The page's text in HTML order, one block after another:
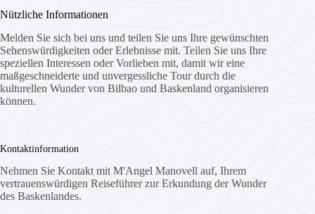
Nützliche Informationen
Melden Sie sich bei uns und teilen Sie uns Ihre gewünschten
Sehenswürdigkeiten oder Erlebnisse mit. Teilen Sie uns Ihre
speziellen Interessen oder Vorlieben mit, damit wir eine
maßgeschneiderte und unvergessliche Tour durch die
kulturellen Wunder von Bilbao und Baskenland organisieren
können.
Kontaktinformation
Nehmen Sie Kontakt mit M'Angel Manovell auf, Ihrem
vertrauenswürdigen Reiseführer zur Erkundung der Wunder
des Baskenlandes.